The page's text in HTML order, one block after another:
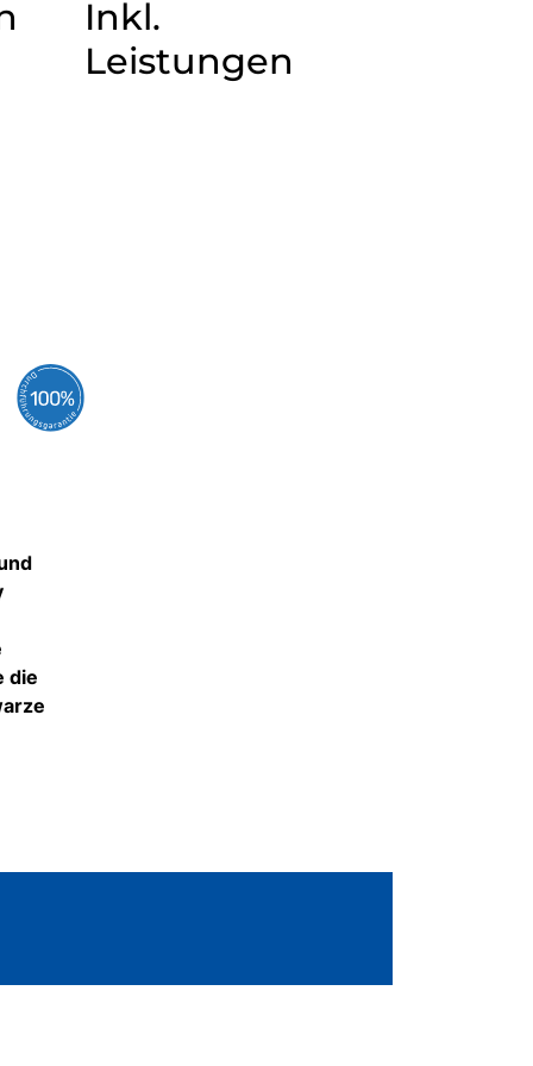
Inkl.
Leistungen
die